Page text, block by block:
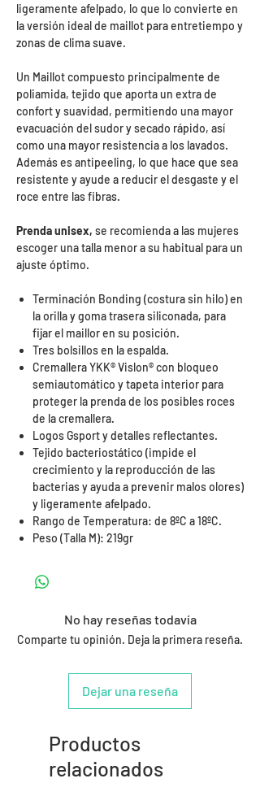
ligeramente afelpado, lo que lo convierte en
la versión ideal de maillot para entretiempo y
zonas de clima suave.
Un Maillot compuesto principalmente de
poliamida, tejido que aporta un extra de
confort y suavidad, permitiendo una mayor
evacuación del sudor y secado rápido, así
como una mayor resistencia a los lavados.
Además es antipeeling, lo que hace que sea
resistente y ayude a reducir el desgaste y el
roce entre las fibras.
Prenda unisex, se recomienda a las mujeres
escoger una talla menor a su habitual para un
ajuste óptimo.
Terminación Bonding (costura sin hilo) en
la orilla y goma trasera siliconada, para
fijar el maillor en su posición.
Tres bolsillos en la espalda.
Cremallera YKK® Vislon® con bloqueo
semiautomático y tapeta interior para
proteger la prenda de los posibles roces
de la cremallera.
Logos Gsport y detalles reflectantes.
Tejido bacteriostático (impide el
crecimiento y la reproducción de las
bacterias y ayuda a prevenir malos olores)
y ligeramente afelpado.
Rango de Temperatura: de 8ºC a 18ºC.
Peso (Talla M): 219gr
No hay reseñas todavía
Comparte tu opinión. Deja la primera reseña.
Dejar una reseña
Productos
relacionados